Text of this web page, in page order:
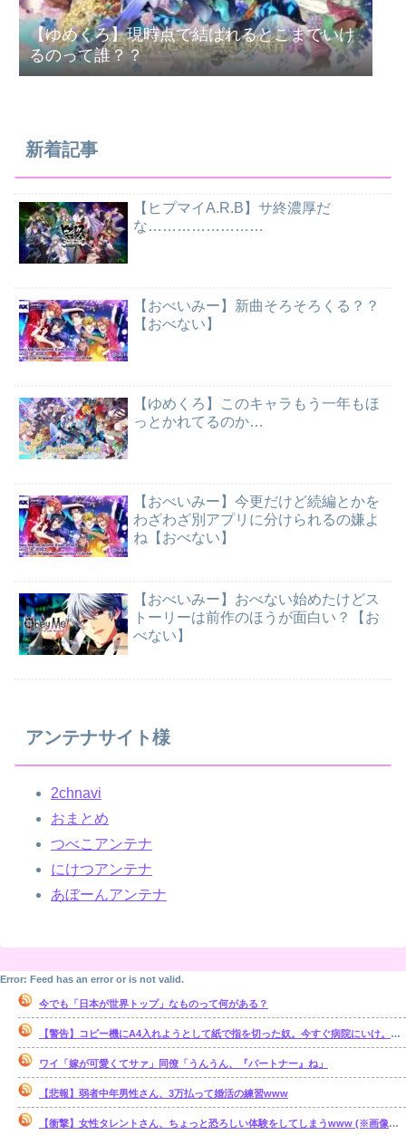
【ゆめくろ】現時点で結ばれるとこまでいけ
るのって誰？？
新着記事
【ヒプマイA.R.B】サ終濃厚だ
な……………………
【おべいみー】新曲そろそろくる？？
【おべない】
【ゆめくろ】このキャラもう一年もほ
っとかれてるのか…
【おべいみー】今更だけど続編とかを
わざわざ別アプリに分けられるの嫌よ
ね【おべない】
【おべいみー】おべない始めたけどス
トーリーは前作のほうが面白い？【お
べない】
アンテナサイト様
2chnavi
おまとめ
つべこアンテナ
にけつアンテナ
あぼーんアンテナ
Error: Feed has an error or is not valid.
今でも「日本が世界トップ」なものって何がある？
【警告】コピー機にA4入れようとして紙で指を切った奴。今すぐ病院にいけ。腕一本切断になってもしらんぞ
ワイ「嫁が可愛くてサァ」同僚「うんうん、『パートナー』ね」
【悲報】弱者中年男性さん、3万払って婚活の練習www
【衝撃】女性タレントさん、ちょっと恐ろしい体験をしてしまうwww (※画像あり)